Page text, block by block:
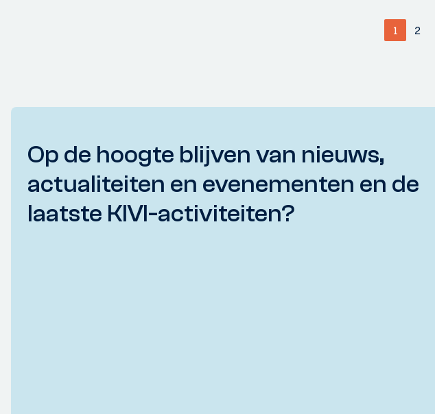
1 2
Op de hoogte blijven van nieuws,
actualiteiten en evenementen en de
laatste KIVI-activiteiten?